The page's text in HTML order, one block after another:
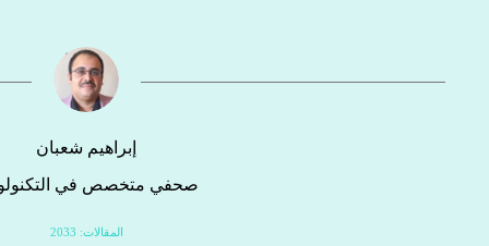
إبراهيم شعبان
صحفي متخصص في
المقالات: 2033